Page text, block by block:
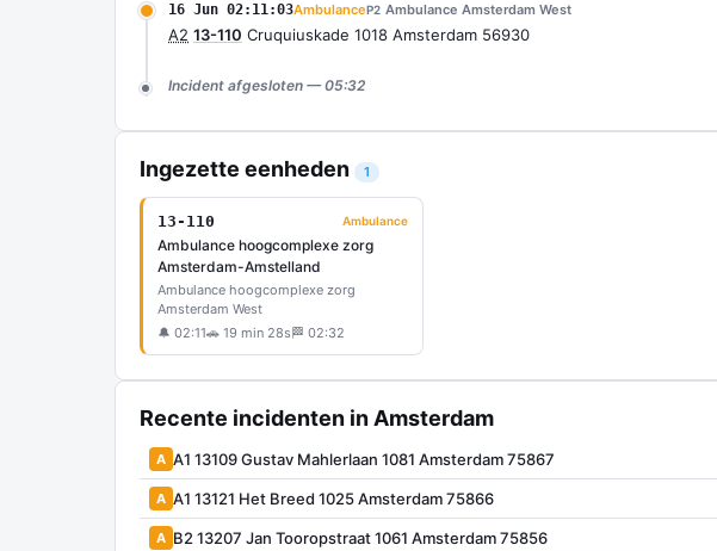
16 Jun 02:11:03AmbulanceP2 Ambulance Amsterdam West
A2 13-110 Cruquiuskade 1018 Amsterdam 56930
Incident afgesloten — 05:32
Ingezette eenheden 1
13-110 Ambulance
Ambulance hoogcomplexe zorg
Amsterdam-Amstelland
Ambulance hoogcomplexe zorg
Amsterdam West
🔔 02:11🚗 19 min 28s 🏁 02:32
Recente incidenten in Amsterdam
A A1 13109 Gustav Mahlerlaan 1081 Amsterdam 75867
A A1 13121 Het Breed 1025 Amsterdam 75866
A B2 13207 Jan Tooropstraat 1061 Amsterdam 75856